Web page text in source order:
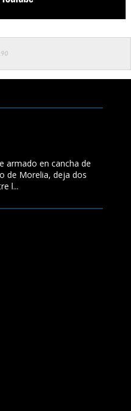
armado en cancha de
de Morelia, deja dos
l...